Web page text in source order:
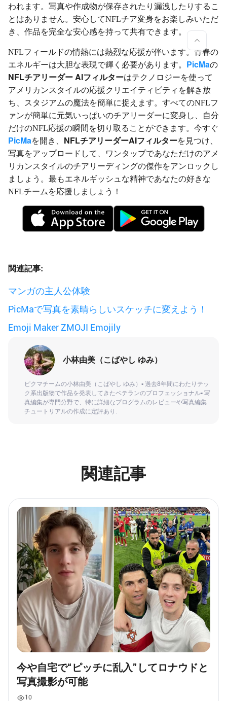
われます。写真や作成物が保存されたり漏洩したりするこ
とはありません。安心してNFLチア変身をお楽しみいただ
き、作品を完全な安心感を持って共有できます。
NFLフィールドの情熱には熱烈な応援が伴います。青春の
エネルギーは大胆な表現で輝く必要があります。 PicMaの
NFLチアリーダーAIフィルターはテクノロジーを使って
アメリカンスタイルの応援クリエイティビティを解き放
ち、スタジアムの魔法を簡単に捉えます。すべてのNFLフ
ァンが簡単に元気いっぱいのチアリーダーに変身し、自分
だけのNFL応援の瞬間を切り取ることができます。今すぐ
PicMaを開き、 NFLチアリーダーAIフィルターを見つけ、
写真をアップロードして、ワンタップであなただけのアメ
リカンスタイルのチアリーディングの傑作をアンロックし
ましょう。最もエネルギッシュな精神であなたの好きな
NFLチームを応援しましょう！
関連記事:
マンガの主人公体験
PicMaで写真を素晴らしいスケッチに変えよう！
Emoji Maker ZMOJI Emojily
小林由美（こばやし ゆみ）
ピクマチームの小林由美（こばやし ゆみ）▪ 過去8年間にわたりテッ
ク系出版物で作品を発表してきたベテランのプロフェッショナル▪ 写
真編集が専門分野で、特に詳細なプログラムのレビューや写真編集
チュートリアルの作成に定評あり.
関連記事
今や自宅で“ピッチに乱入”してロナウドと
写真撮影が可能
10